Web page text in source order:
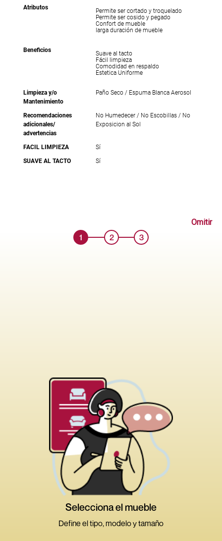
Atributos
Permite ser cortado y troquelado
Permite ser cosido y pegado
Confort de mueble
larga duración de mueble
Beneficios
Suave al tacto
Fácil limpieza
Comodidad en respaldo
Estetica Uniforme
Limpieza y/o
Mantenimiento
Paño Seco / Espuma Blanca Aerosol
Recomendaciones
adicionales/
advertencias
No Humedecer / No Escobillas / No
Exposicion al Sol
FACIL LIMPIEZA
Sí
SUAVE AL TACTO
Sí